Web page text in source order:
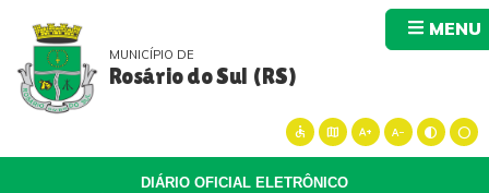
MENU
MUNICÍPIO DE
Rosário do Sul (RS)
accessible map text_increase text_decrease contrast circle
DIÁRIO OFICIAL ELETRÔNICO